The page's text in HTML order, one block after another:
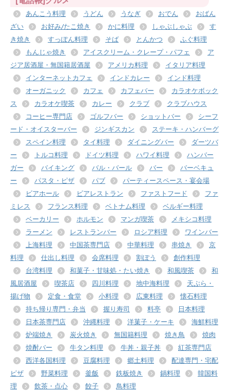
あんこう料理 うどん うなぎ おでん
おばん
ざい
お好み/たこ焼き かに料理 しゃぶしゃぶ
す
き焼き
すっぽん料理 そば とんかつ
ふぐ料理
もんじゃ焼き
アイスクリーム・クレープ・パフェ
ア
ジア居酒屋・無国籍居酒屋
アメリカ料理
イタリア料理
インターネットカフェ
インドカレー
インド料理
オーガニック
カフェ カフェバー
カラオケボック
ス
カラオケ喫茶 カレー クラブ
クラブハウス
コーヒー専門店
ゴルフバー ショットバー
シーフ
ード・オイスターバー
ジンギスカン
ステーキ・ハンバーグ
スペイン料理
タイ料理 ダイニングバー
ダーツバ
ー
トルコ料理 ドイツ料理 ハワイ料理
ハンバー
ガー
バイキング バル・バール バー
バーベキュ
ー
パスタ・ピザ パブ
パーティースペース・宴会場
ビアホール
ビアレストラン ファストフード
ファ
ミレス
フランス料理 ベトナム料理
ベルギー料理
ベーカリー
ホルモン マンガ喫茶
メキシコ料理
ラーメン
レストランバー ロシア料理
ワインバー
上海料理
中国茶専門店 中華料理 串焼き
京
料理
仕出し料理 会席料理 割ぽう
創作料理
台湾料理
和菓子・甘味処・たい焼き 和風喫茶
和
風居酒屋
喫茶店 四川料理 地中海料理
天ぷら・
揚げ物
定食・食堂 小料理 広東料理
懐石料理
持ち帰り専門・弁当
握り寿司 料亭
日本料理
日本茶専門店
沖縄料理 洋菓子・ケーキ
海鮮料理
炉端焼き
炭火焼き 無国籍料理 焼き鳥
焼肉
焼酎バー
牛タン料理 牛丼・親子丼
紅茶専門店
西洋各国料理
豆腐料理 郷土料理
配達専門・宅配
ピザ
野菜料理 釜飯 鉄板焼き 鍋料理
韓国料
理
飲茶・点心 餃子 鳥料理